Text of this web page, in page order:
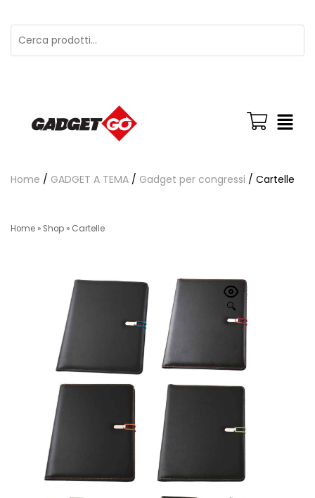
Home / GADGET A TEMA / Gadget per congressi / Cartelle
Home » Shop » Cartelle
🔍